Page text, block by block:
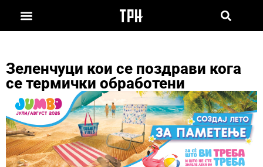
Зеленчуци кои се поздрави кога
се термички обработени